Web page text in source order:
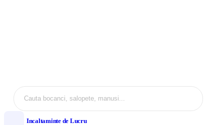
Incaltaminte de Lucru